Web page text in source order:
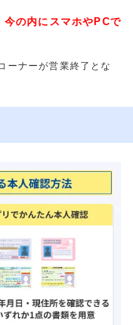
今の内にスマホやPCで
ナーが営業終了とな